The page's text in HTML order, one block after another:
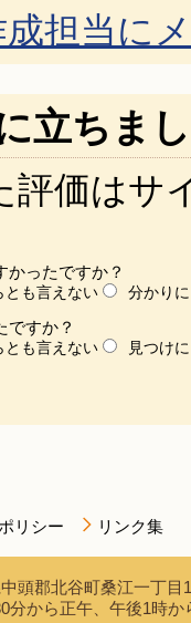
担当に
立ちま
評価はサ
かったですか？
とも言えない 分かり
ですか？
とも言えない 見つけ
リシー リンク集
頭郡北谷町桑江一丁
から正午、午後1時か